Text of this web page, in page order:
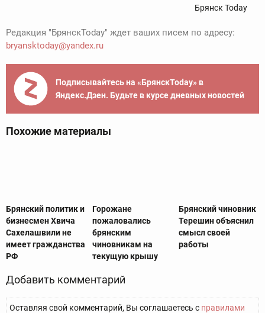
Брянск Today
Редакция "БрянскToday" ждет ваших писем по адресу:
bryansktoday@yandex.ru
Подписывайтесь на «БрянскToday» в
Яндекс.Дзен. Будьте в курсе дневных новостей
Похожие материалы
Брянский политик и
бизнесмен Хвича
Сахелашвили не
имеет гражданства
РФ
Горожане
пожаловались
брянским
чиновникам на
текущую крышу
Брянский чиновник
Терешин объяснил
смысл своей
работы
Добавить комментарий
Оставляя свой комментарий, Вы соглашаетесь с правилами